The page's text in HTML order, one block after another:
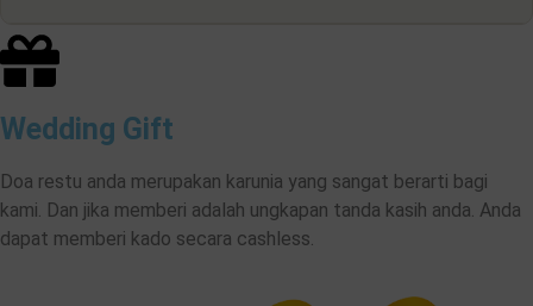
Wedding Gift
Doa restu anda merupakan karunia yang sangat berarti bagi
kami. Dan jika memberi adalah ungkapan tanda kasih anda. Anda
dapat memberi kado secara cashless.